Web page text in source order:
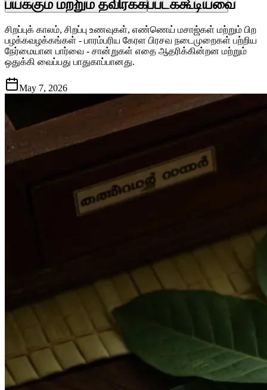
பயக்கும் மற்றும் தவிர்க்கப்படக்கூடியவை
சிறப்புக் காலம், சிறப்பு உணவுகள், எண்ணெய் மசாஜ்கள் மற்றும் பிற
பழக்கவழக்கங்கள் - பாரம்பரிய கேரள பிரசவ நடைமுறைகள் பற்றிய
நேர்மையான பார்வை - சான்றுகள் எதை ஆதரிக்கின்றன மற்றும்
ஒதுக்கி வைப்பது பாதுகாப்பானது.
May 7, 2026